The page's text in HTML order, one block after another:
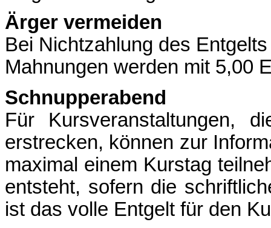
Ärger vermeiden
Bei Nichtzahlung des
Mahnungen werden mit 5,00
Schnupperabend
Für Kursveranstaltungen,
erstrecken, können zur
maximal einem Kurstag
entsteht, sofern die
ist das volle Entgelt für den